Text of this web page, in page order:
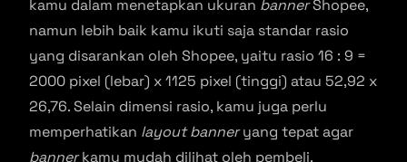
kamu dalam menetapkan ukuran bannerShopee,
namun lebih baik kamu ikuti saja standar rasio
yang disarankan oleh Shopee, yaitu rasio 16 : 9 =
2000 pixel (lebar) x 1125 pixel (tinggi) atau 52,92 x
26,76. Selain dimensi rasio, kamu juga perlu
memperhatikan layout banneryang tepat agar
bannerkamu mudah dilihat oleh pembeli.